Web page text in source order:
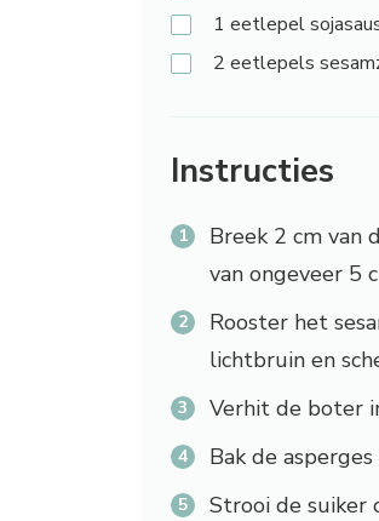
1 eetlepel
2 eetlepels
Instructies
Breek 2 cm van
van ongeveer 5
Rooster het
lichtbruin en
Verhit de boter
Bak de
Strooi de suiker